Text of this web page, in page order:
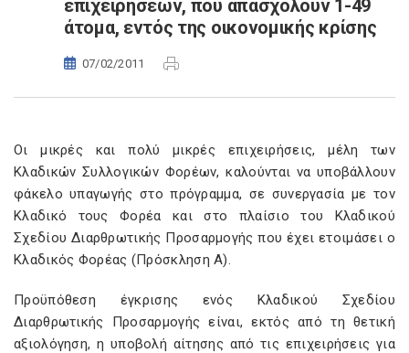
επιχειρήσεων, που απασχολούν 1-49
άτομα, εντός της οικονομικής κρίσης
07/02/2011
Οι μικρές και πολύ μικρές επιχειρήσεις, μέλη των
Κλαδικών Συλλογικών Φορέων, καλούνται να υποβάλλουν
φάκελο υπαγωγής στο πρόγραμμα, σε συνεργασία με τον
Κλαδικό τους Φορέα και στο πλαίσιο του Κλαδικού
Σχεδίου Διαρθρωτικής Προσαρμογής που έχει ετοιμάσει ο
Κλαδικός Φορέας (Πρόσκληση Α).
Προϋπόθεση έγκρισης ενός Κλαδικού Σχεδίου
Διαρθρωτικής Προσαρμογής είναι, εκτός από τη θετική
αξιολόγηση, η υποβολή αίτησης από τις επιχειρήσεις για